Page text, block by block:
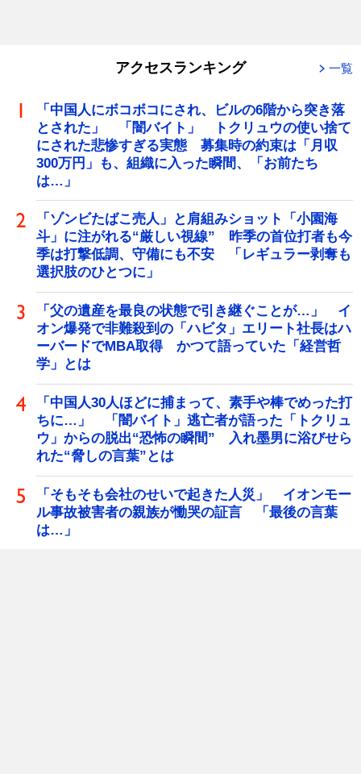
アクセスランキング 一覧
「中国人にボコボコにされ、ビルの6階から突き落
とされた」 「闇バイト」 トクリュウの使い捨て
にされた悲惨すぎる実態 募集時の約束は「月収
300万円」も、組織に入った瞬間、「お前たち
は…」
「ゾンビたばこ売人」と肩組みショット「小園海
斗」に注がれる“厳しい視線” 昨季の首位打者も今
季は打撃低調、守備にも不安 「レギュラー剥奪も
選択肢のひとつに」
「父の遺産を最良の状態で引き継ぐことが…」 イ
オン爆発で非難殺到の「ハビタ」エリート社長はハ
ーバードでMBA取得 かつて語っていた「経営哲
学」とは
「中国人30人ほどに捕まって、素手や棒でめった打
ちに…」 「闇バイト」逃亡者が語った「トクリュ
ウ」からの脱出“恐怖の瞬間” 入れ墨男に浴びせら
れた“脅しの言葉”とは
「そもそも会社のせいで起きた人災」 イオンモー
ル事故被害者の親族が慟哭の証言 「最後の言葉
は…」